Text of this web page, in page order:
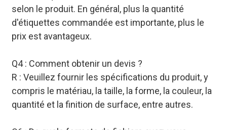
selon le produit. En général, plus la quantité
d'étiquettes commandée est importante, plus le
prix est avantageux.
Q4 : Comment obtenir un devis ?
R : Veuillez fournir les spécifications du produit, y
compris le matériau, la taille, la forme, la couleur, la
quantité et la finition de surface, entre autres.